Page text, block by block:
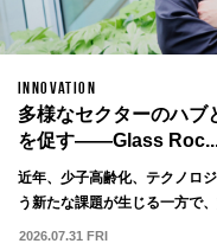
INNOVATION
多様なセクターのハブ
を促す——Glass
近年、少子高齢化、テクノロ
う新たな課題が生じる一方で
2026.07.31 FRI